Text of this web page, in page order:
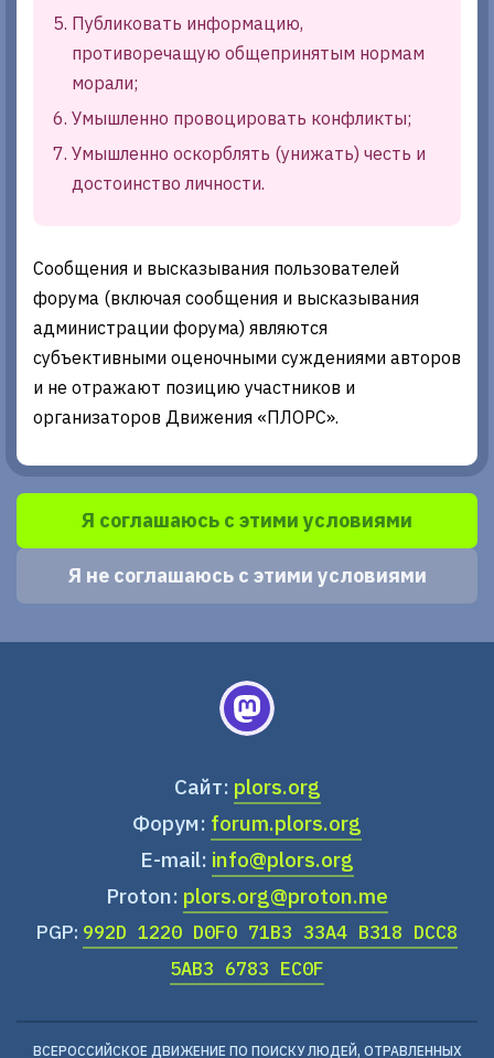
Публиковать информацию,
противоречащую общепринятым нормам
морали;
Умышленно провоцировать конфликты;
Умышленно оскорблять (унижать) честь и
достоинство личности.
Сообщения и высказывания пользователей
форума (включая сообщения и высказывания
администрации форума) являются
субъективными оценочными суждениями авторов
и не отражают позицию участников и
организаторов Движения «ПЛОРС».
Сайт: plors.org
Форум: forum.plors.org
E-mail: info@plors.org
Proton: plors.org@proton.me
PGP: 992D 1220 D0F0 71B3 33A4 B318 DCC8
5AB3 6783 EC0F
ВСЕРОССИЙСКОЕ ДВИЖЕНИЕ ПО ПОИСКУ ЛЮДЕЙ, ОТРАВЛЕННЫХ